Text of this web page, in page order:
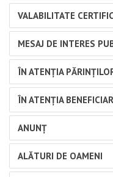
VALABILITATE
MESAJ DE INTERES
ÎN ATENŢIA
ÎN ATENŢIA
ANUNȚ
ALĂTURI DE OAMENI